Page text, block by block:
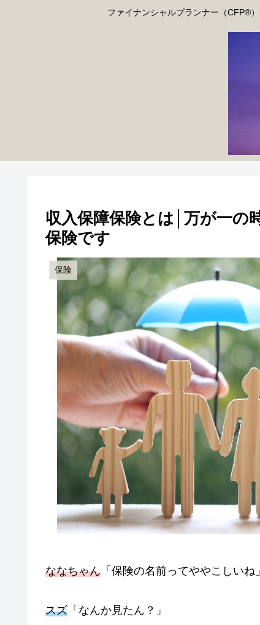
ファイナンシャルプランナー（CFP®
収入保障保険とは│万が一の
保険です
保険
ななちゃん 「保険の名前ってややこしいね」
スズ 「なんか見たん？」